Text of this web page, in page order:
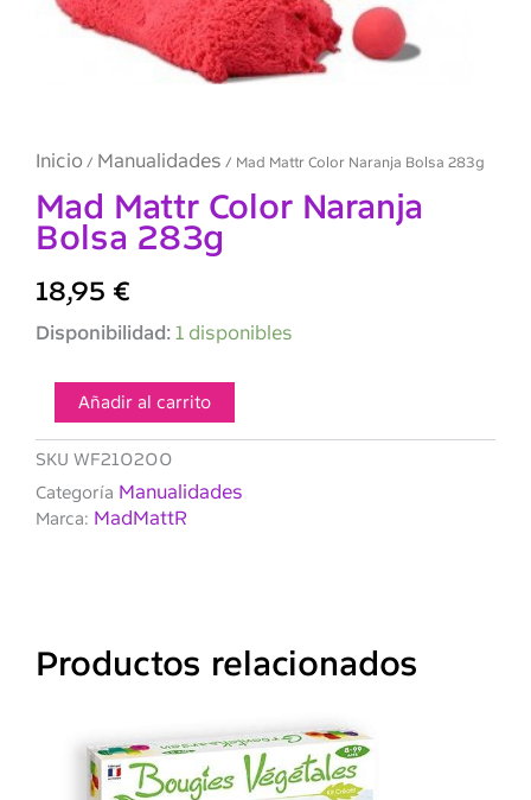
Inicio / Manualidades / Mad Mattr Color Naranja Bolsa 283g
Mad Mattr Color Naranja
Bolsa 283g
18,95 €
Disponibilidad: 1 disponibles
Mad
Naranja
Bolsa
283g
cantidad
Añadir al carrito
SKU WF210200
Categoría Manualidades
Marca: MadMattR
Productos relacionados